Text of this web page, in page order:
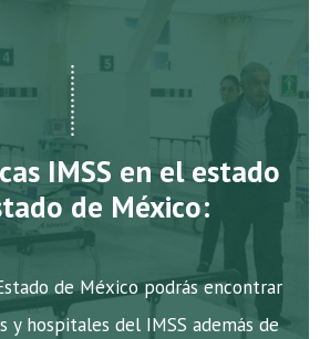
IMSS en el estado
de México:
de México podrás encontrar
y hospitales del IMSS además de